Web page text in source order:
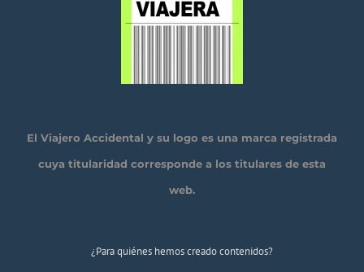
El Viajero Accidental y su logo es una marca registrada
cuya titularidad corresponde a los titulares de esta
web.
¿Para quiénes hemos creado contenidos?